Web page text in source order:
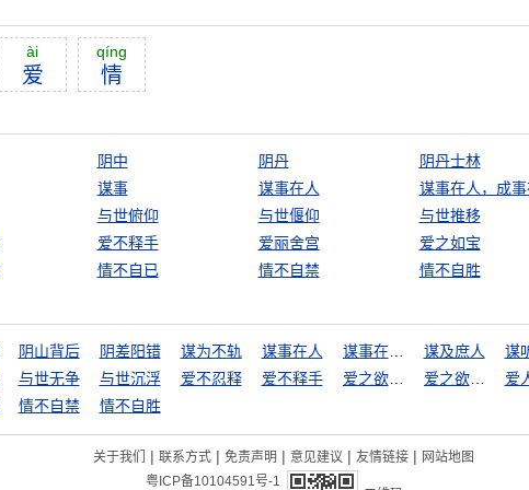
ài
爱
qíng
情
阴中 阴丹
阴丹士林
谋事 谋事在人
谋事在人，成
与世俯仰 与世偃仰
与世推移
爱不释手 爱丽舍宫
爱之如宝
情不自已 情不自禁 情不自胜
阴山背后 阴差阳错 谋为不轨 谋事在人 谋事在人，成事在天 谋及庶人
谋
与世无争 与世沉浮 爱不忍释 爱不释手 爱之欲其生 爱之欲其生，恶之欲其死
爱
情不自禁 情不自胜
关于我们 | 联系方式 | 免责声明 | 意见建议 | 友情链接 | 网站地图
粤ICP备10104591号-1